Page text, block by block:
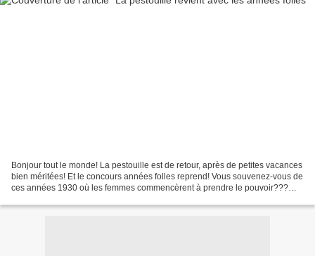
Bonjour tout le monde! La pestouille est de retour, après de petites vacances
bien méritées! Et le concours années folles reprend! Vous souvenez-vous de
ces années 1930 où les femmes commencèrent à prendre le pouvoir???